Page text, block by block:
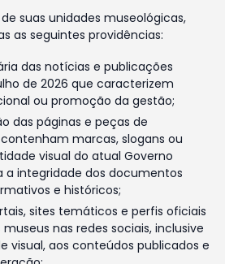
suas unidades museológicas,
as seguintes providências:
das notícias e publicações
de 2026 que caracterizem
ou promoção da gestão;
das páginas e peças de
marcas, slogans ou
visual do atual Governo
a integridade dos documentos
e históricos;
sites temáticos e perfis oficiais
nas redes sociais, inclusive
visual, aos conteúdos publicados e